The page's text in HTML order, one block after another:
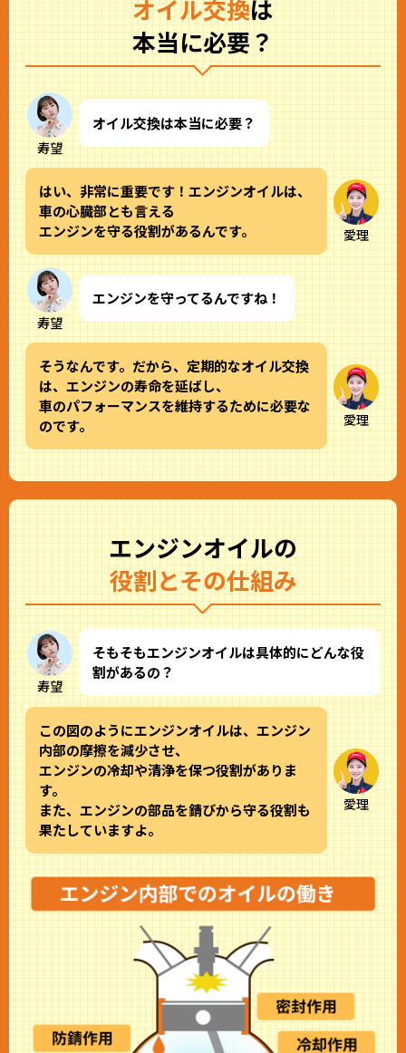
オイル交換は
本当に必要？
寿望
オイル交換は本当に必要？
愛理
はい、非常に重要です！エンジンオイルは、
車の心臓部とも言える
エンジンを守る役割があるんです。
寿望
エンジンを守ってるんですね！
愛理
そうなんです。だから、定期的なオイル交換
は、エンジンの寿命を延ばし、
車のパフォーマンスを維持するために必要な
のです。
エンジンオイルの
役割とその仕組み
寿望
そもそもエンジンオイルは具体的にどんな役
割があるの？
愛理
この図のようにエンジンオイルは、エンジン
内部の摩擦を減少させ、
エンジンの冷却や清浄を保つ役割がありま
す。
また、エンジンの部品を錆びから守る役割も
果たしていますよ。